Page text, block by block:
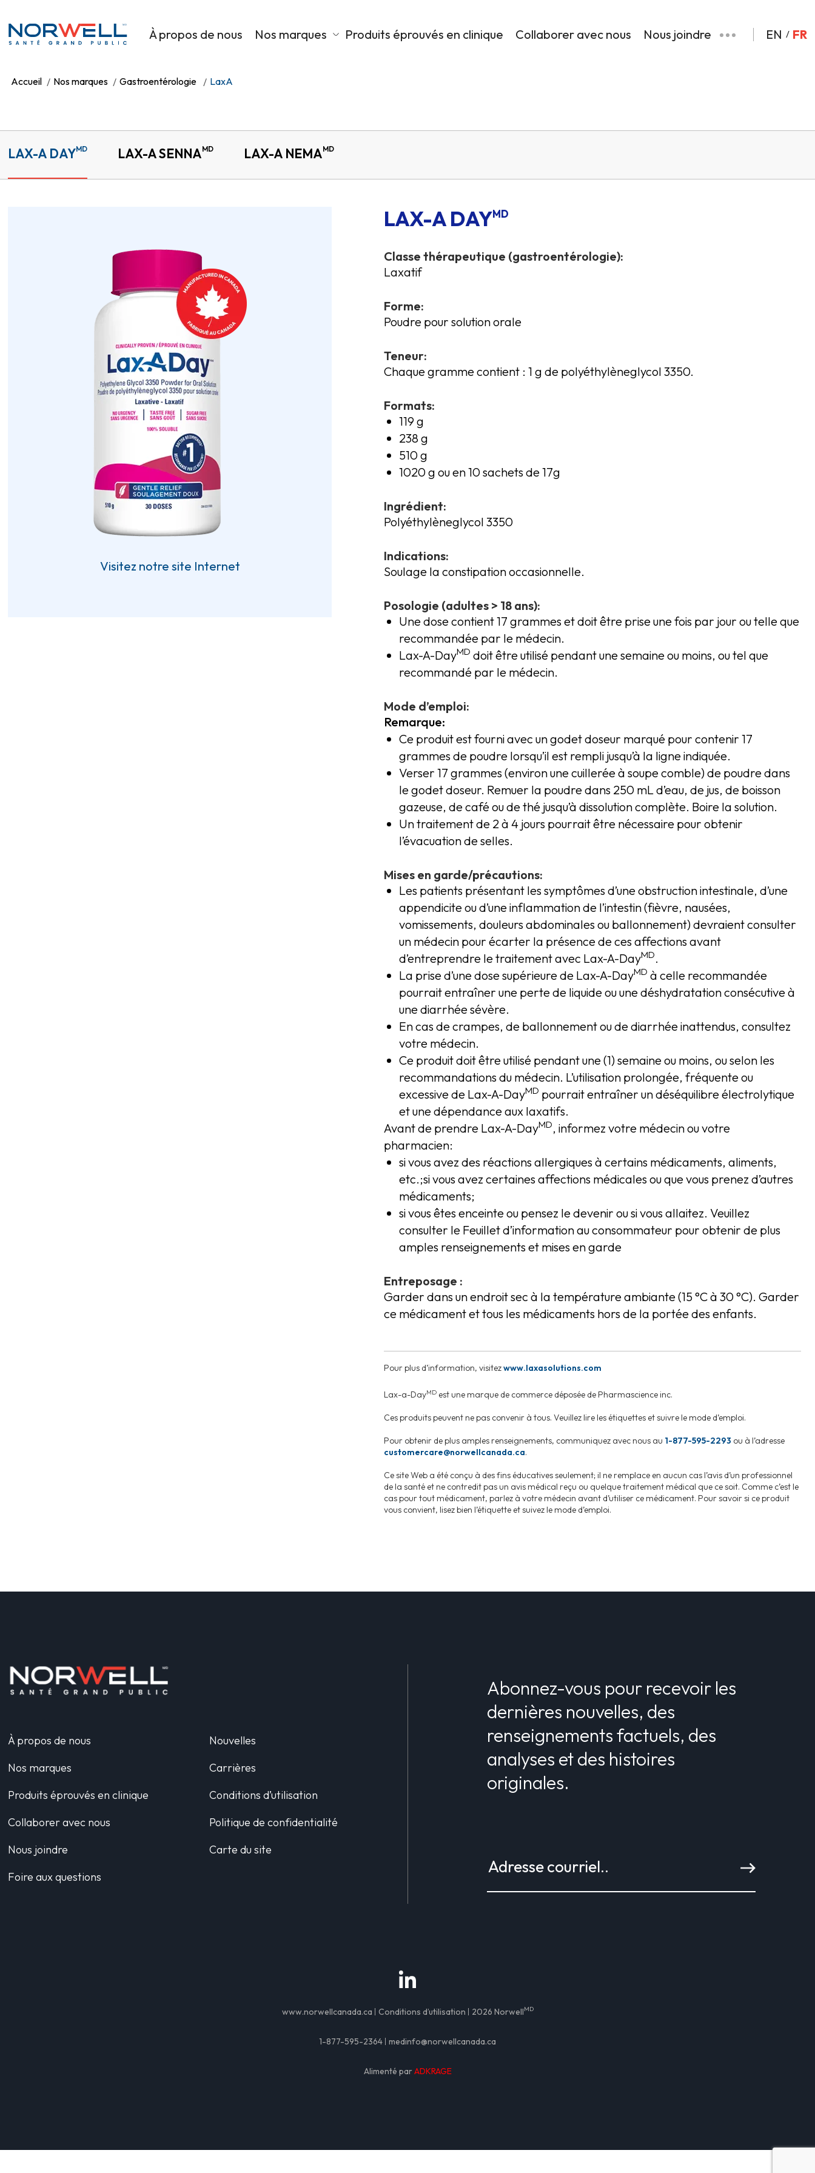
MD
À propos de nous Nos marques Produits éprouvés en clinique Collaborer avec nous Nous joindre EN FR
Accueil Nos marques Gastroentérologie LaxA
LAX-A DAYMD LAX-A SENNAMD LAX-A NEMAMD
Visitez notre site Internet
LAX-A DAYMD
Classe thérapeutique (gastroentérologie):
Laxatif
Forme:
Poudre pour solution orale
Teneur:
Chaque gramme contient : 1 g de polyéthylèneglycol 3350.
Formats:
119 g
238 g
510 g
1020 g ou en 10 sachets de 17g
Ingrédient:
Polyéthylèneglycol 3350
Indications:
Soulage la constipation occasionnelle.
Posologie (adultes > 18 ans):
Une dose contient 17 grammes et doit être prise une fois par jour ou telle que
recommandée par le médecin.
Lax-A-DayMD doit être utilisé pendant une semaine ou moins, ou tel que
recommandé par le médecin.
Mode d’emploi:
Remarque:
Ce produit est fourni avec un godet doseur marqué pour contenir 17
grammes de poudre lorsqu’il est rempli jusqu’à la ligne indiquée.
Verser 17 grammes (environ une cuillerée à soupe comble) de poudre dans
le godet doseur. Remuer la poudre dans 250 mL d’eau, de jus, de boisson
gazeuse, de café ou de thé jusqu’à dissolution complète. Boire la solution.
Un traitement de 2 à 4 jours pourrait être nécessaire pour obtenir
l’évacuation de selles.
Mises en garde/précautions:
Les patients présentant les symptômes d’une obstruction intestinale, d’une
appendicite ou d’une inflammation de l’intestin (fièvre, nausées,
vomissements, douleurs abdominales ou ballonnement) devraient consulter
un médecin pour écarter la présence de ces affections avant
d’entreprendre le traitement avec Lax-A-DayMD.
La prise d’une dose supérieure de Lax-A-DayMD à celle recommandée
pourrait entraîner une perte de liquide ou une déshydratation consécutive à
une diarrhée sévère.
En cas de crampes, de ballonnement ou de diarrhée inattendus, consultez
votre médecin.
Ce produit doit être utilisé pendant une (1) semaine ou moins, ou selon les
recommandations du médecin. L’utilisation prolongée, fréquente ou
excessive de Lax-A-DayMD pourrait entraîner un déséquilibre électrolytique
et une dépendance aux laxatifs.
Avant de prendre Lax-A-DayMD, informez votre médecin ou votre
pharmacien:
si vous avez des réactions allergiques à certains médicaments, aliments,
etc.;si vous avez certaines affections médicales ou que vous prenez d’autres
médicaments;
si vous êtes enceinte ou pensez le devenir ou si vous allaitez. Veuillez
consulter le Feuillet d’information au consommateur pour obtenir de plus
amples renseignements et mises en garde
Entreposage :
Garder dans un endroit sec à la température ambiante (15 °C à 30 °C). Garder
ce médicament et tous les médicaments hors de la portée des enfants.
Pour plus d’information, visitezwww.laxasolutions.com
Lax-a-DayMD est une marque de commerce déposée de Pharmascience inc.
Ces produits peuvent ne pas convenir à tous. Veuillez lire les étiquettes et suivre le mode d’emploi.
Pour obtenir de plus amples renseignements, communiquez avec nous au 1-877-595-2293 ou à l’adresse
customercare@norwellcanada.ca.
Ce site Web a été conçu à des fins éducatives seulement; il ne remplace en aucun cas l’avis d’un professionnel
de la santé et ne contredit pas un avis médical reçu ou quelque traitement médical que ce soit. Comme c’est le
cas pour tout médicament, parlez à votre médecin avant d’utiliser ce médicament. Pour savoir si ce produit
vous convient, lisez bien l’étiquette et suivez le mode d’emploi.
À propos de nous
Nos marques
Produits éprouvés en clinique
Collaborer avec nous
Nous joindre
Foire aux questions
Nouvelles
Carrières
Conditions d’utilisation
Politique de confidentialité
Carte du site
Abonnez-vous pour recevoir les
dernières nouvelles, des
renseignements factuels, des
analyses et des histoires
originales.
www.norwellcanada.ca Conditions d’utilisation 2026 NorwellMD
1-877-595-2364 medinfo@norwellcanada.ca
Alimenté parADKRAGE